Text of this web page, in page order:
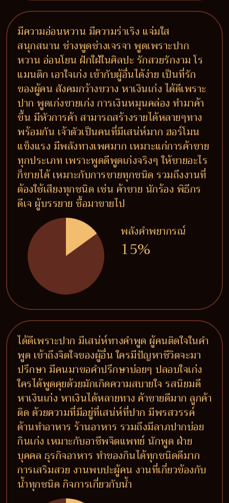
มีความอ่อนหวาน มีความร่าเริง แจ่มใส
สนุกสนาน ช่างพูดช่างเจรจา พูดเพราะปาก
หวาน อ่อนโยน ฝักใฝ่ในศิลปะ รักสวยรักงาม โร
แมนติก เอาใจเก่ง เข้ากับผู้อื่นได้ง่าย เป็นที่รัก
ของผู้คน สังคมกว้างขวาง หาเงินเก่ง ได้ดีเพราะ
ปาก พูดเก่งขายเก่ง การเงินหมุนคล่อง ทำมาค้า
ขึ้น มีหัวการค้า สามารถสร้างรายได้หลายๆทาง
พร้อมกัน เจ้าตัวเป็นคนที่มีเสน่ห์มาก ฮอร์โมน
แข็งแรง มีพลังทางเพศมาก เหมาะแก่การค้าขาย
ทุกประเภท เพราะพูดดีพูดเก่งจริงๆ ให้ขายอะไร
ก็ขายได้ เหมาะกับการขายทุกชนิด รวมถึงงานที่
ต้องใช้เสียงทุกชนิด เช่น ค้าขาย นักร้อง พิธีกร
ดีเจ ผู้บรรยาย ซื้อมาขายไป
พลังคำพยากรณ์
15%
ได้ดีเพราะปาก มีเสน่ห์ทางคำพูด ผู้คนติดใจในคำ
พูด เข้าถึงจิตใจของผู้อื่น ใครมีปัญหาชีวิตจะมา
ปรึกษา มีคนมาขอคำปรึกษาบ่อยๆ ปลอบใจเก่ง
ใครได้พูดคุยด้วยมักเกิดความสบายใจ รสนิยมดี
หาเงินเก่ง หาเงินได้หลายทาง ค้าขายดีมาก ลูกค้า
ติด ด้วยความที่มีอยู่ที่เสน่ห์ที่ปาก มีพรสวรรค์
ด้านทำอาหาร ร้านอาหาร รวมถึงมีลาภปากบ่อย
กินเก่ง เหมาะกับอาชีพจิตแพทย์ นักพูด ฝ่าย
บุคคล ธุรกิจอาหาร ทำของกินได้ทุกชนิดดีมาก
การเสริมสวย งานพบปะผู้คน งานที่เกี่ยวข้องกับ
น้ำทุกชนิด กิจการเกี่ยวกับน้ำ